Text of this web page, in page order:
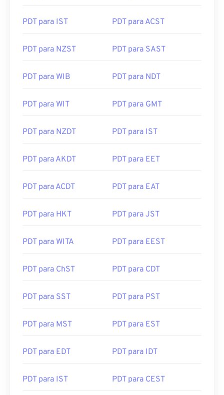
PDT para IST PDT para ACST
PDT para NZST PDT para SAST
PDT para WIB PDT para NDT
PDT para WIT PDT para GMT
PDT para NZDT PDT para IST
PDT para AKDT PDT para EET
PDT para ACDT PDT para EAT
PDT para HKT PDT para JST
PDT para WITA PDT para EEST
PDT para ChST PDT para CDT
PDT para SST PDT para PST
PDT para MST PDT para EST
PDT para EDT PDT para IDT
PDT para IST PDT para CEST